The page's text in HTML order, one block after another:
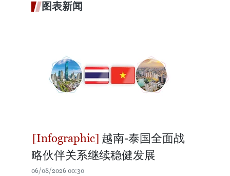
图表新闻
越南-泰国全面战
略伙伴关系继续稳健发展
06/08/2026 00:30